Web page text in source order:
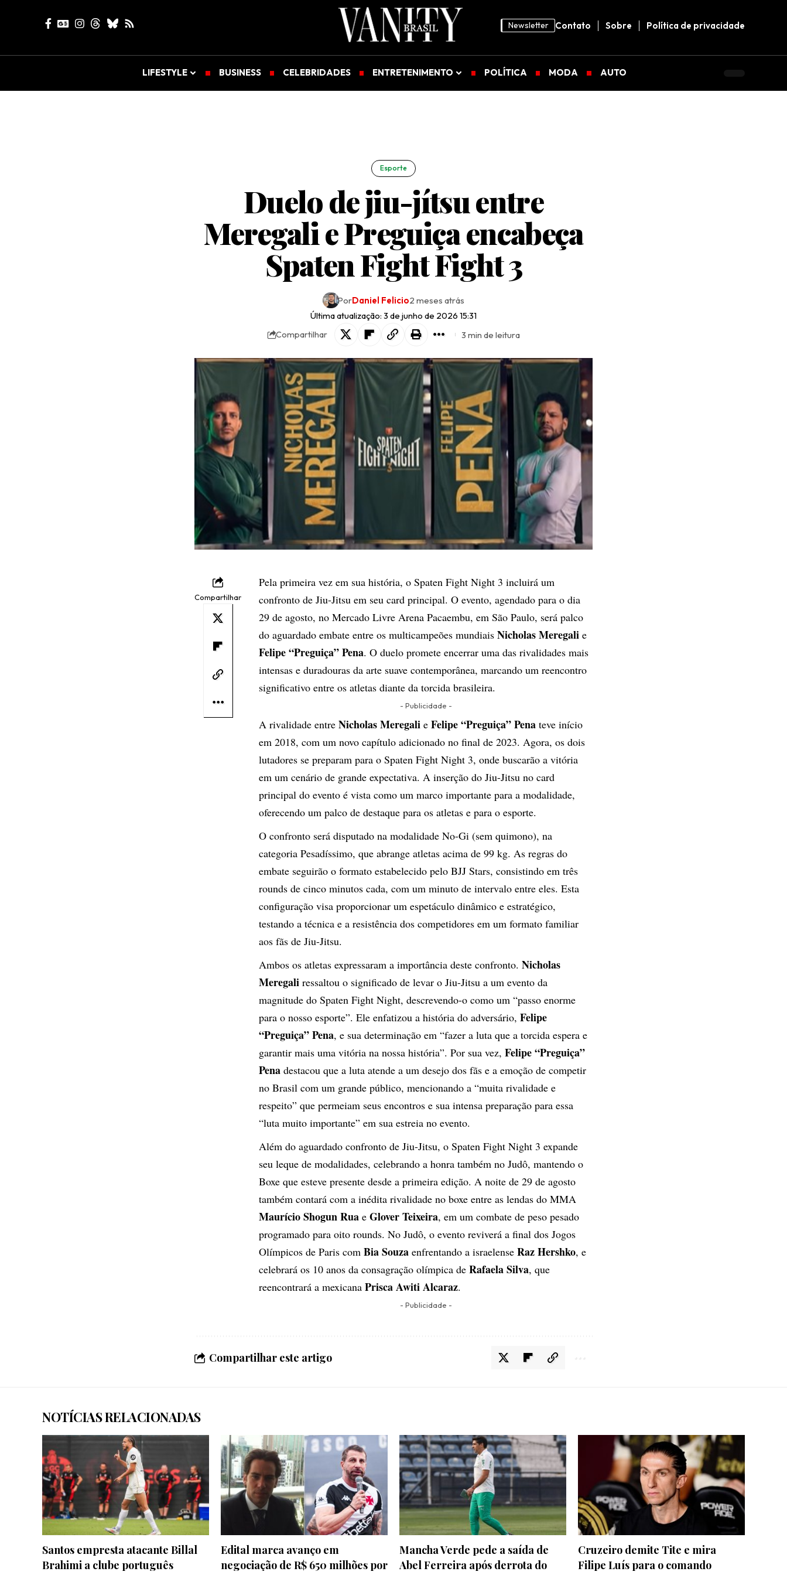
Newsletter Contato Sobre Política de privacidade
LIFESTYLE BUSINESS CELEBRIDADES ENTRETENIMENTO POLÍTICA MODA AUTO
Esporte
Duelo de jiu-jítsu entre
Meregali e Preguiça encabeça
Spaten Fight Fight 3
Última atualização: 3 de junho de 2026 15:31
PorDaniel Felicio2 meses atrás
Compartilhar 3 min de leitura
Compartilhar
Pela primeira vez em sua história, o Spaten Fight Night 3 incluirá um
confronto de Jiu-Jitsu em seu card principal. O evento, agendado para o dia
29 de agosto, no Mercado Livre Arena Pacaembu, em São Paulo, será palco
do aguardado embate entre os multicampeões mundiais Nicholas Meregali e
Felipe “Preguiça” Pena. O duelo promete encerrar uma das rivalidades mais
intensas e duradouras da arte suave contemporânea, marcando um reencontro
significativo entre os atletas diante da torcida brasileira.
- Publicidade -
A rivalidade entre Nicholas Meregali e Felipe “Preguiça” Pena teve início
em 2018, com um novo capítulo adicionado no final de 2023. Agora, os dois
lutadores se preparam para o Spaten Fight Night 3, onde buscarão a vitória
em um cenário de grande expectativa. A inserção do Jiu-Jitsu no card
principal do evento é vista como um marco importante para a modalidade,
oferecendo um palco de destaque para os atletas e para o esporte.
O confronto será disputado na modalidade No-Gi (sem quimono), na
categoria Pesadíssimo, que abrange atletas acima de 99 kg. As regras do
embate seguirão o formato estabelecido pelo BJJ Stars, consistindo em três
rounds de cinco minutos cada, com um minuto de intervalo entre eles. Esta
configuração visa proporcionar um espetáculo dinâmico e estratégico,
testando a técnica e a resistência dos competidores em um formato familiar
aos fãs de Jiu-Jitsu.
Ambos os atletas expressaram a importância deste confronto. Nicholas
Meregali ressaltou o significado de levar o Jiu-Jitsu a um evento da
magnitude do Spaten Fight Night, descrevendo-o como um “passo enorme
para o nosso esporte”. Ele enfatizou a história do adversário, Felipe
“Preguiça” Pena, e sua determinação em “fazer a luta que a torcida espera e
garantir mais uma vitória na nossa história”. Por sua vez, Felipe “Preguiça”
Pena destacou que a luta atende a um desejo dos fãs e a emoção de competir
no Brasil com um grande público, mencionando a “muita rivalidade e
respeito” que permeiam seus encontros e sua intensa preparação para essa
“luta muito importante” em sua estreia no evento.
Além do aguardado confronto de Jiu-Jitsu, o Spaten Fight Night 3 expande
seu leque de modalidades, celebrando a honra também no Judô, mantendo o
Boxe que esteve presente desde a primeira edição. A noite de 29 de agosto
também contará com a inédita rivalidade no boxe entre as lendas do MMA
Maurício Shogun Rua e Glover Teixeira, em um combate de peso pesado
programado para oito rounds. No Judô, o evento reviverá a final dos Jogos
Olímpicos de Paris com Bia Souza enfrentando a israelense Raz Hershko, e
celebrará os 10 anos da consagração olímpica de Rafaela Silva, que
reencontrará a mexicana Prisca Awiti Alcaraz.
- Publicidade -
Compartilhar este artigo
NOTÍCIAS RELACIONADAS
Santos empresta atacante Billal
Brahimi a clube português
Edital marca avanço em
negociação de R$ 650 milhões por
Mancha Verde pede a saída de
Abel Ferreira após derrota do
Cruzeiro demite Tite e mira
Filipe Luís para o comando